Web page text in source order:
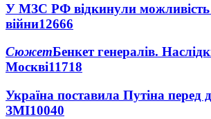
У МЗС РФ відкинули можливість
війни12666
СюжетБенкет генералів.
Москві11718
Україна поставила Путіна перед
ЗМІ10040